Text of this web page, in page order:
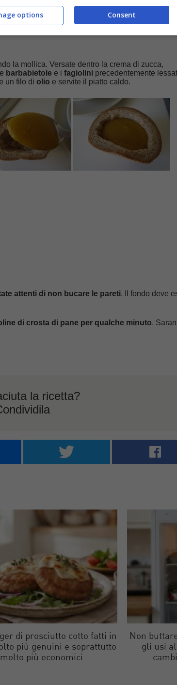
la mollica. Versate dentro la crema di zucca,
barbabietole e ifagiolini precedentemente
un filo diolio e servite il piatto caldo.
attenti di non bucare le pareti. Il fondo deve
di crosta di pane per qualche minuto.
la ricetta?
di prosciutto cotto fatti in
più genuini e soprattutto
molto più economici
Non
gli usi
Consent
options